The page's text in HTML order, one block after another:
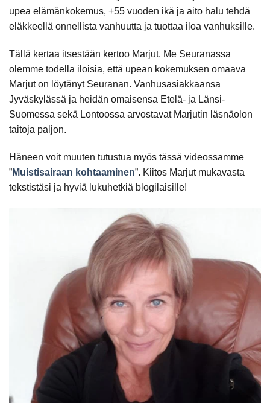
upea elämänkokemus, +55 vuoden ikä ja aito halu tehdä
eläkkeellä onnellista vanhuutta ja tuottaa iloa vanhuksille.
Tällä kertaa itsestään kertoo Marjut. Me Seuranassa
olemme todella iloisia, että upean kokemuksen omaava
Marjut on löytänyt Seuranan. Vanhusasiakkaansa
Jyväskylässä ja heidän omaisensa Etelä- ja Länsi-
Suomessa sekä Lontoossa arvostavat Marjutin läsnäolon
taitoja paljon.
Häneen voit muuten tutustua myös tässä videossamme
”Muistisairaan kohtaaminen”. Kiitos Marjut mukavasta
tekstistäsi ja hyviä lukuhetkiä blogilaisille!